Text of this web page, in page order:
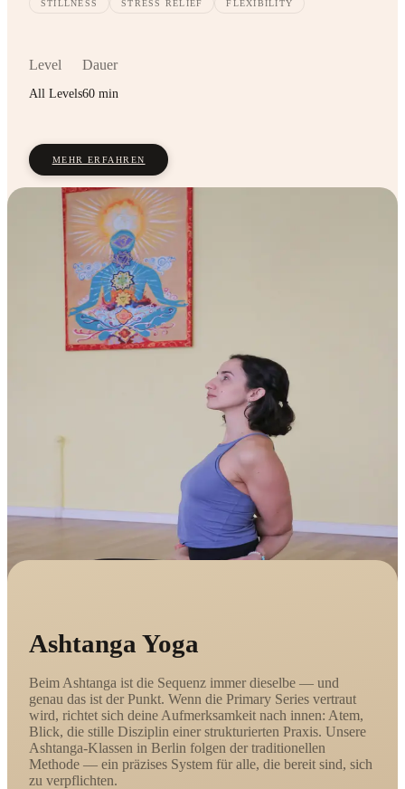
STILLNESS STRESS RELIEF FLEXIBILITY
Level
All Levels
Dauer
60 min
MEHR ERFAHREN
Ashtanga Yoga
Beim Ashtanga ist die Sequenz immer dieselbe — und
genau das ist der Punkt. Wenn die Primary Series vertraut
wird, richtet sich deine Aufmerksamkeit nach innen: Atem,
Blick, die stille Disziplin einer strukturierten Praxis. Unsere
Ashtanga-Klassen in Berlin folgen der traditionellen
Methode — ein präzises System für alle, die bereit sind, sich
zu verpflichten.